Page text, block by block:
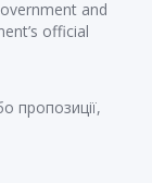
and
official
пропозиції,